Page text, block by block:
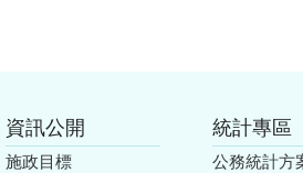
資訊公開
施政目標
統計專區
公務統計方